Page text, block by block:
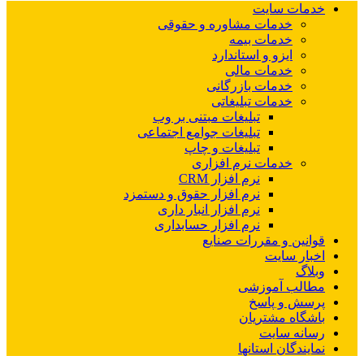
خدمات سایت
خدمات مشاوره و حقوقی
خدمات بیمه
ایزو و استاندارد
خدمات مالی
خدمات بازرگانی
خدمات تبلیغاتی
تبلیغات مبتنی بر وب
تبلیغات جوامع اجتماعی
تبلیغات و چاپ
خدمات نرم افزاری
نرم افزار CRM
نرم افزار حقوق و دستمزد
نرم افزار انبار داری
نرم افزار حسابداری
قوانین و مقررات صنایع
اخبار سایت
وبلاگ
مطالب آموزشی
پرسش و پاسخ
باشگاه مشتریان
رسانه سایت
نمایندگان استانها